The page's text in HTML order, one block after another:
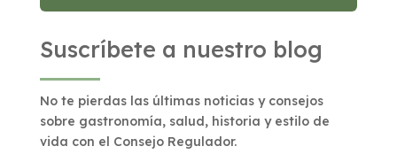
Suscríbete a nuestro blog
No te pierdas las últimas noticias y consejos
sobre gastronomía, salud, historia y estilo de
vida con el Consejo Regulador.